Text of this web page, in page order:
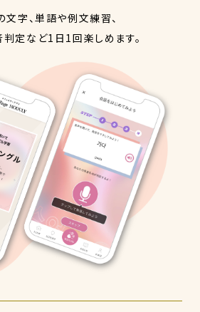
文字、単語や例文練習、
定など1日1回楽しめます。